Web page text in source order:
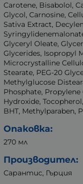
Carotene, Bisabolol,
Glycol, Carnosine,
Sativa Extract,
Glyceryl Oleate,
Glycerides, Isopropyl
Microcrystalline
Stearate, PEG-20
Methylglucose
Phosphate,
Hydroxide,
BHT, Methylparaben,
Опаковка:
270 мл
Производител:
Сарантис, Гърция